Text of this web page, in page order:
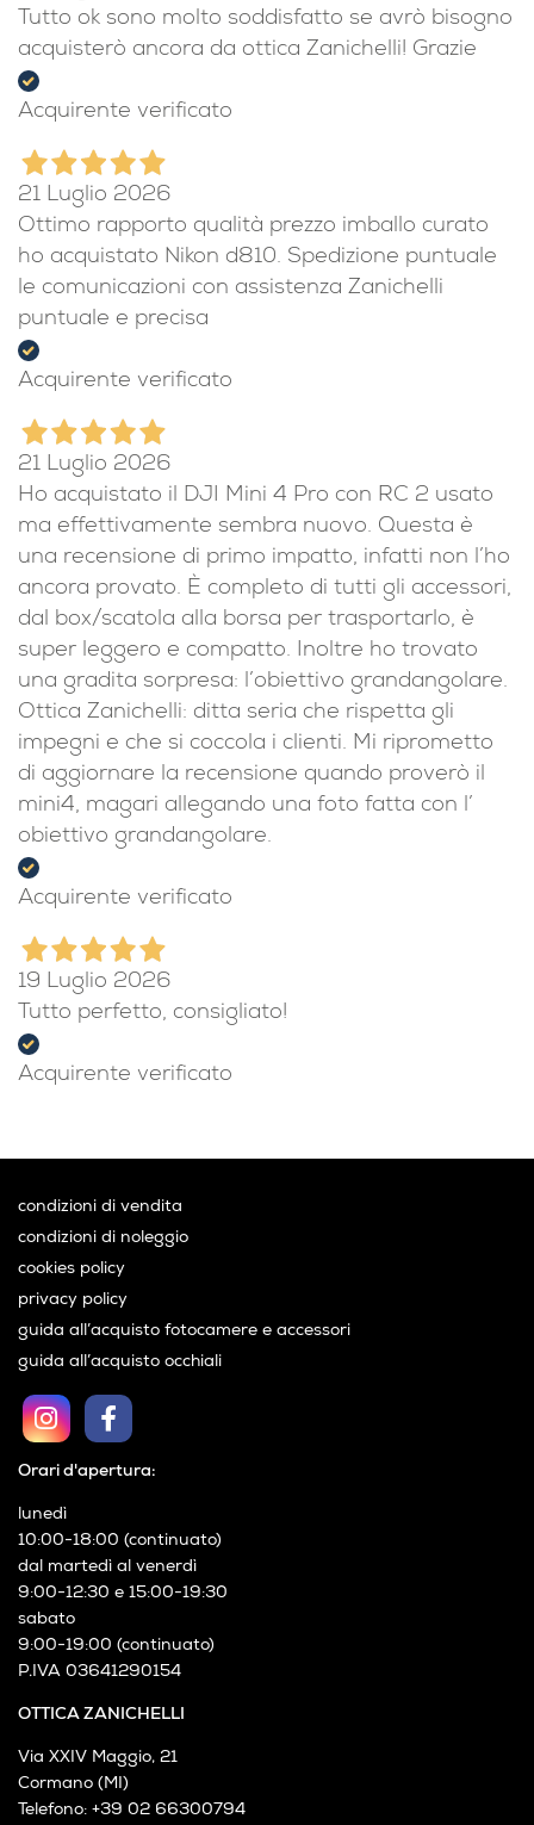
Tutto ok sono molto soddisfatto se avrò bisogno
acquisterò ancora da ottica Zanichelli! Grazie
Acquirente verificato
21 Luglio 2026
Ottimo rapporto qualità prezzo imballo curato
ho acquistato Nikon d810. Spedizione puntuale
le comunicazioni con assistenza Zanichelli
puntuale e precisa
Acquirente verificato
21 Luglio 2026
Ho acquistato il DJI Mini 4 Pro con RC 2 usato
ma effettivamente sembra nuovo. Questa è
una recensione di primo impatto, infatti non l’ho
ancora provato. È completo di tutti gli accessori,
dal box/scatola alla borsa per trasportarlo, è
super leggero e compatto. Inoltre ho trovato
una gradita sorpresa: l’obiettivo grandangolare.
Ottica Zanichelli: ditta seria che rispetta gli
impegni e che si coccola i clienti. Mi riprometto
di aggiornare la recensione quando proverò il
mini4, magari allegando una foto fatta con l’
obiettivo grandangolare.
Acquirente verificato
19 Luglio 2026
Tutto perfetto, consigliato!
Acquirente verificato
OTTICA ZANICHELLI
Via XXIV Maggio, 21
Cormano (MI)
Telefono: +39 02 66300794
Orari d'apertura:
lunedì
10:00-18:00 (continuato)
dal martedì al venerdì
9:00-12:30 e 15:00-19:30
sabato
9:00-19:00 (continuato)
P.IVA 03641290154
condizioni di vendita
condizioni di noleggio
cookies policy
privacy policy
guida all’acquisto fotocamere e accessori
guida all’acquisto occhiali